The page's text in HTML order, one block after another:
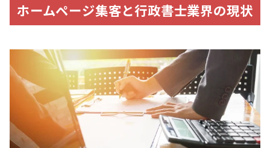
ホームページ集客と行政書士業界の現状